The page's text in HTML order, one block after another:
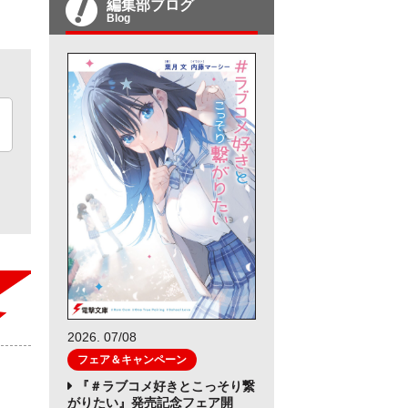
編集部ブログ
Blog
2026. 07/08
フェア＆キャンペーン
『＃ラブコメ好きとこっそり繋
がりたい』発売記念フェア開